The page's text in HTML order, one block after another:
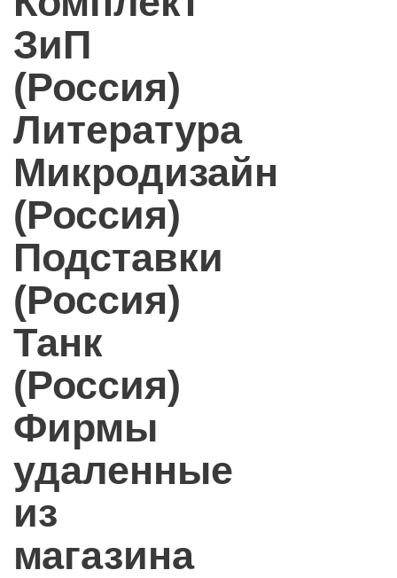
ЗиП
(Россия)
Литература
Микродизайн
(Россия)
Подставки
(Россия)
Танк
(Россия)
Фирмы
удаленные
из
магазина